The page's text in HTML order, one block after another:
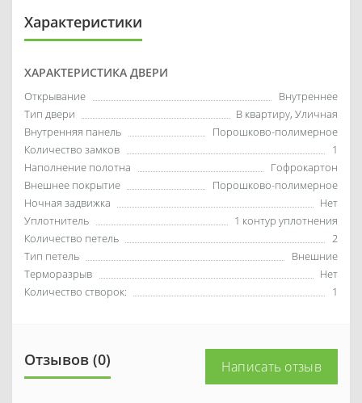
Характеристики
ХАРАКТЕРИСТИКА ДВЕРИ
Открывание
Внутреннее
Тип двери
В квартиру, Уличная
Внутренняя панель
Порошково-полимерное
Количество замков
1
Наполнение полотна
Гофрокартон
Внешнее покрытие
Порошково-полимерное
Ночная задвижка
Нет
Уплотнитель
1 контур уплотнения
Количество петель
2
Тип петель
Внешние
Терморазрыв
Нет
Количество створок:
1
Отзывов (0) Написать отзыв